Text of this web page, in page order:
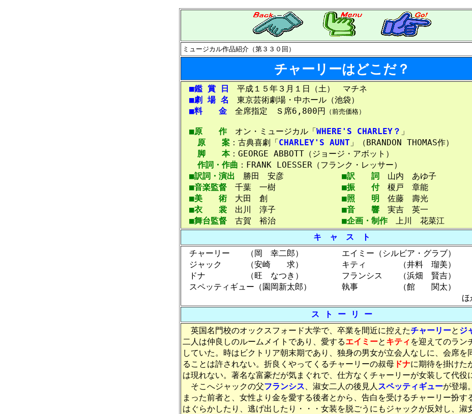
ミュージカル作品紹介（第３３０回）
チャーリーはどこだ？
■鑑 賞 日
平成１５年３月１日（土） マチネ
■劇 場 名
東京芸術劇場・中ホール（池袋）
■料 金 全席指定 Ｓ席6,800円 （前売価格）
■原 作オン・ミュージカル「WHERE'S CHARLEY？ 」
原 案 ：古典喜劇「CHARLEY'S AUNT 」（BRANDON THOMAS作）
脚 本：GEORGE ABBOTT（ジョージ・アボット）
作詞・作曲 ：FRANK LOESSER（フランク・レッサー）
■訳詞・演出 勝田 安彦 ■訳 詞 山内 あゆ子
■音楽監督 千葉 一樹 ■振 付榎戸 章能
■美 術 大田 創 ■照 明
佐藤 壽光
■衣 裳 出川 淳子 ■音 響 実吉 英一
■舞台監督 古賀 裕治 ■企画・制作上川 花菜江
キ ャ ス ト
チャーリー （岡 幸二郎）
エイミー（シルビア・グラブ）
ジャック （安崎 求）
キティ （井料 瑠美）
ドナ （旺 なつき）
フランシス （浜畑 賢吉）
スペッティギュー（園岡新太郎）
執事 （館 関太）
ほ
ス ト ー リ ー
英国名門校のオックスフォード大学で、卒業を間近に控えたチャーリーと ジ
二人は仲良しのルームメイトであり、愛するエイミーと キティ を迎えてのラン
していた。時はビクトリア朝末期であり、独身の男女が立会人なしに、会席を
ることは許されない。折良くやってくるチャーリーの叔母 ドナに期待を掛けた
は現れない。著名な富豪だが気まぐれで、仕方なくチャーリーが女装して代役
そこへジャックの父フランシス、淑女二人の後見人スペッティギューが登場
まった前者と、女性より金を愛する後者とから、告白を受けるチャーリー扮す
はぐらかしたり、逃げ出したり・・・女装を脱ごうにもジャックが反対し、淑